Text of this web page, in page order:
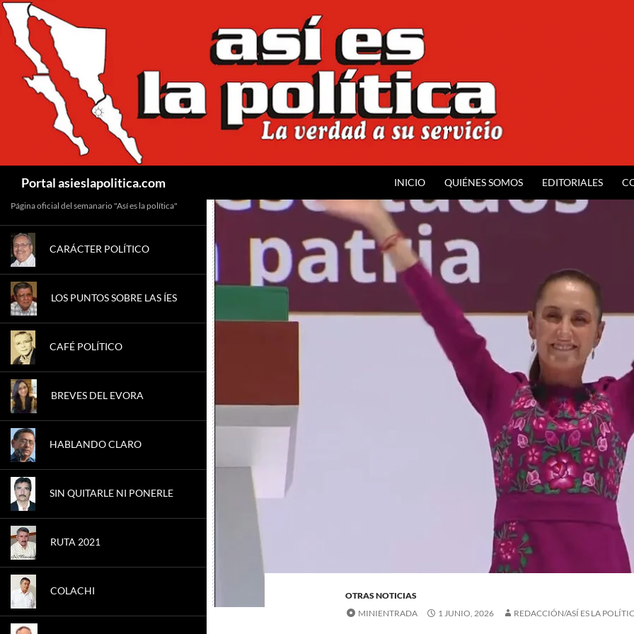
Saltar
al
contenido
Portal asieslapolitica.com INICIO QUIÉNES SOMOS EDITORIALES
OTRAS NOTICIAS
MINIENTRADA
1 JUNIO, 2026 REDACCIÓN/ASÍ ES LA
Página oficial del semanario "Así es la política"
CARÁCTER POLÍTICO
LOS PUNTOS SOBRE LAS ÍES
CAFÉ POLÍTICO
BREVES DEL EVORA
HABLANDO CLARO
SIN QUITARLE NI PONERLE
RUTA 2021
COLACHI